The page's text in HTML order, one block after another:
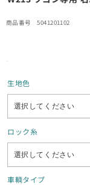
5041201102
生地色
ロック糸
車輌タイプ